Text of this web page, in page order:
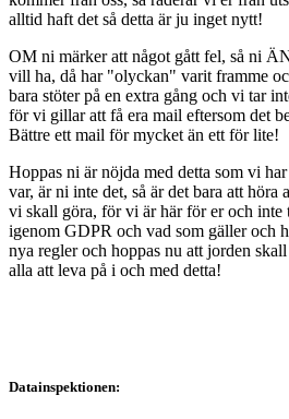
alltid haft det så detta är ju inget nytt!
OM ni märker att något gått fel, så ni
vill ha, då har "olyckan" varit framme
bara stöter på en extra gång och vi tar
för vi gillar att få era mail eftersom det
Bättre ett mail för mycket än ett för lite!
Hoppas ni är nöjda med detta som vi
var, är ni inte det, så är det bara att
vi skall göra, för vi är här för er och inte
igenom GDPR och vad som gäller och
nya regler och hoppas nu att jorden
alla att leva på i och med detta!
Datainspektionen: